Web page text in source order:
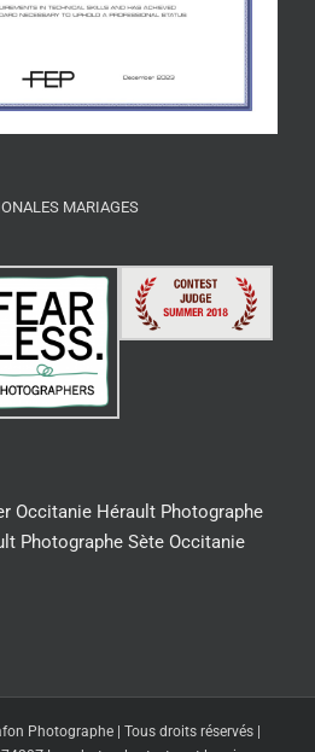
MARIAGES
Occitanie Hérault Photographe
Photographe Sète Occitanie
Photographe | Tous droits réservés |